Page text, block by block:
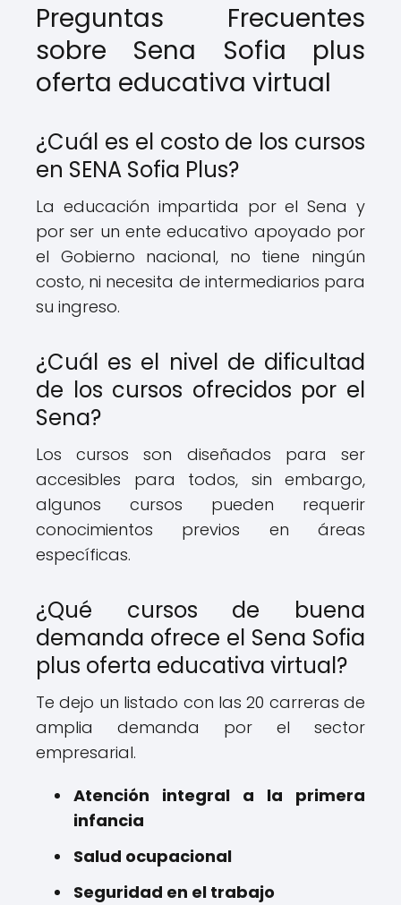
Preguntas Frecuentes
sobre Sena Sofia plus
oferta educativa virtual
¿Cuál es el costo de los cursos
en SENA Sofia Plus?
La educación impartida por el Sena y
por ser un ente educativo apoyado por
el Gobierno nacional, no tiene ningún
costo, ni necesita de intermediarios para
su ingreso.
¿Cuál es el nivel de dificultad
de los cursos ofrecidos por el
Sena?
Los cursos son diseñados para ser
accesibles para todos, sin embargo,
algunos cursos pueden requerir
conocimientos previos en áreas
específicas.
¿Qué cursos de buena
demanda ofrece el Sena Sofia
plus oferta educativa virtual?
Te dejo un listado con las 20 carreras de
amplia demanda por el sector
empresarial.
Atención integral a la primera
infancia
Salud ocupacional
Seguridad en el trabajo